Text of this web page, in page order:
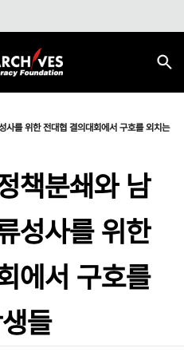
사를 위한 전대협 결의대회에서 구호를 외치는
책분쇄와 남
성사를 위한
에서 구호를
들